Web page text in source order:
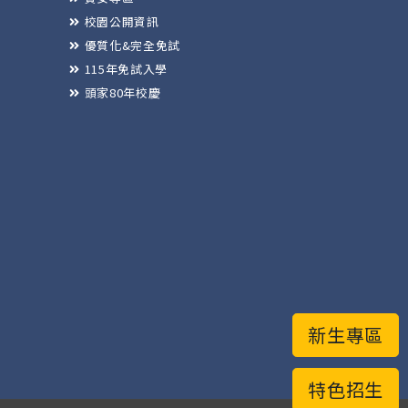
特色招生
新生專區
校園公開資訊
優質化&完全免試
115年免試入學
頭家80年校慶